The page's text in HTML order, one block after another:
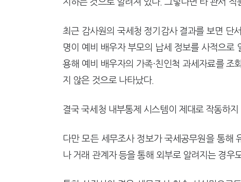
지하는 것으로 알려져 있다. 그렇다면 타 관서
최근 감사원의 국세청 정기감사 결과를 보면
명이 예비 배우자 부모의 납세 정보를 사적으로
용해 예비 배우자의 가족·친인척 과세자료를 조
지 않은 것으로 나타났다.
결국 국세청 내부통제 시스템이 제대로 작동하지
다만 모든 세무조사 정보가 국세공무원을 통해
나 거래 관계자 등을 통해 외부로 알려지는 경우